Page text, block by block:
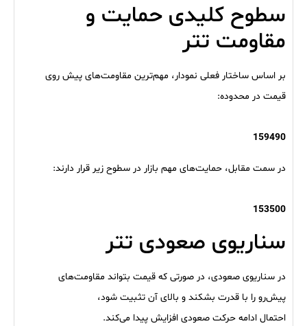
سطوح کلیدی حمایت و
مقاومت تتر
بر اساس ساختار فعلی نمودار، مهم‌ترین مقاومت‌های پیش روی
قیمت در محدوده:
159490
در سمت مقابل، حمایت‌های مهم بازار در سطوح زیر قرار دارند:
153500
سناریوی صعودی تتر
در سناریوی صعودی، در صورتی که قیمت بتواند مقاومت‌های
پیش‌رو را با قدرت بشکند و بالای آن تثبیت شود،
احتمال ادامه حرکت صعودی افزایش پیدا می‌کند.